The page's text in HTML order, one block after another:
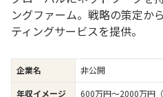
ングファーム。戦略の策定か
ティングサービスを提供。
企業名
非公開
年収イメージ
600万円〜2000万円